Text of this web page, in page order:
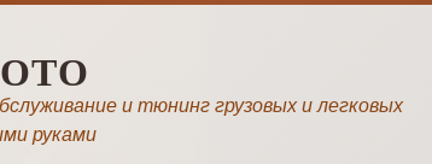
и тюнинг грузовых и легковых
руками